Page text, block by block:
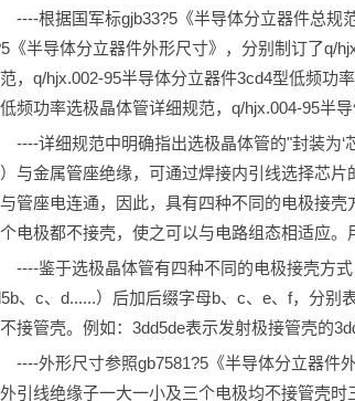
----根据国军标gjb33?5《半导体分立器件总规
《半导体分立器件外形尺寸》，分别制订了q/
，q/hjx.002-95半导体分立器件3cd4型低频功
频功率选极晶体管详细规范，q/hjx.004-95半
----详细规范中明确指出选极晶体管的"封装
与金属管座绝缘，可通过焊接内引线选择芯
管座电连通，因此，具有四种不同的电极接
电极都不接壳，使之可以与电路组态相适应
----鉴于选极晶体管有四种不同的电极接壳方
、c、d......）后加后缀字母b、c、e、f，分别
接管壳。例如：3dd5de表示发射极接管壳的
----外形尺寸参照gb7581?5《半导体分立器件
引线绝缘子一大一小及三个电极均不接管壳时